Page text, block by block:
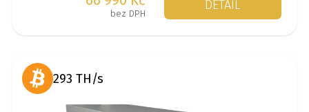
bez DPH
DETAIL
293 TH/s